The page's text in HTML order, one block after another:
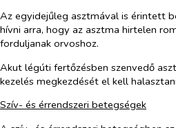
Az egyidejűleg asztmával is érintett
hívni arra, hogy az asztma hirtelen
forduljanak orvoshoz.
Akut légúti fertőzésben szenvedő
kezelés megkezdését el kell
Szív- és érrendszeri betegségek